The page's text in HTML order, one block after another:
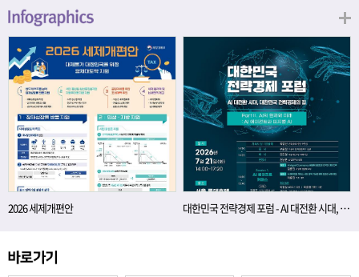
2026 세제개편안 대한민국 전략경제 포럼 - AI 대전환 시대, 대한민국 전략경제의 길